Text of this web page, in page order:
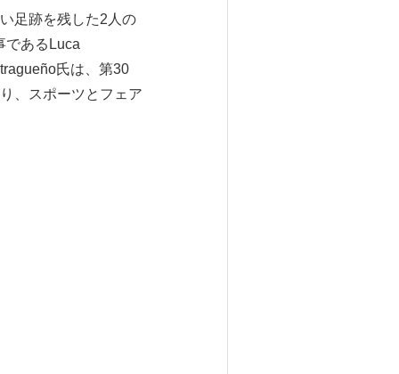
足跡を残した2人の
であるLuca
氏は、第30
、スポーツとフェア